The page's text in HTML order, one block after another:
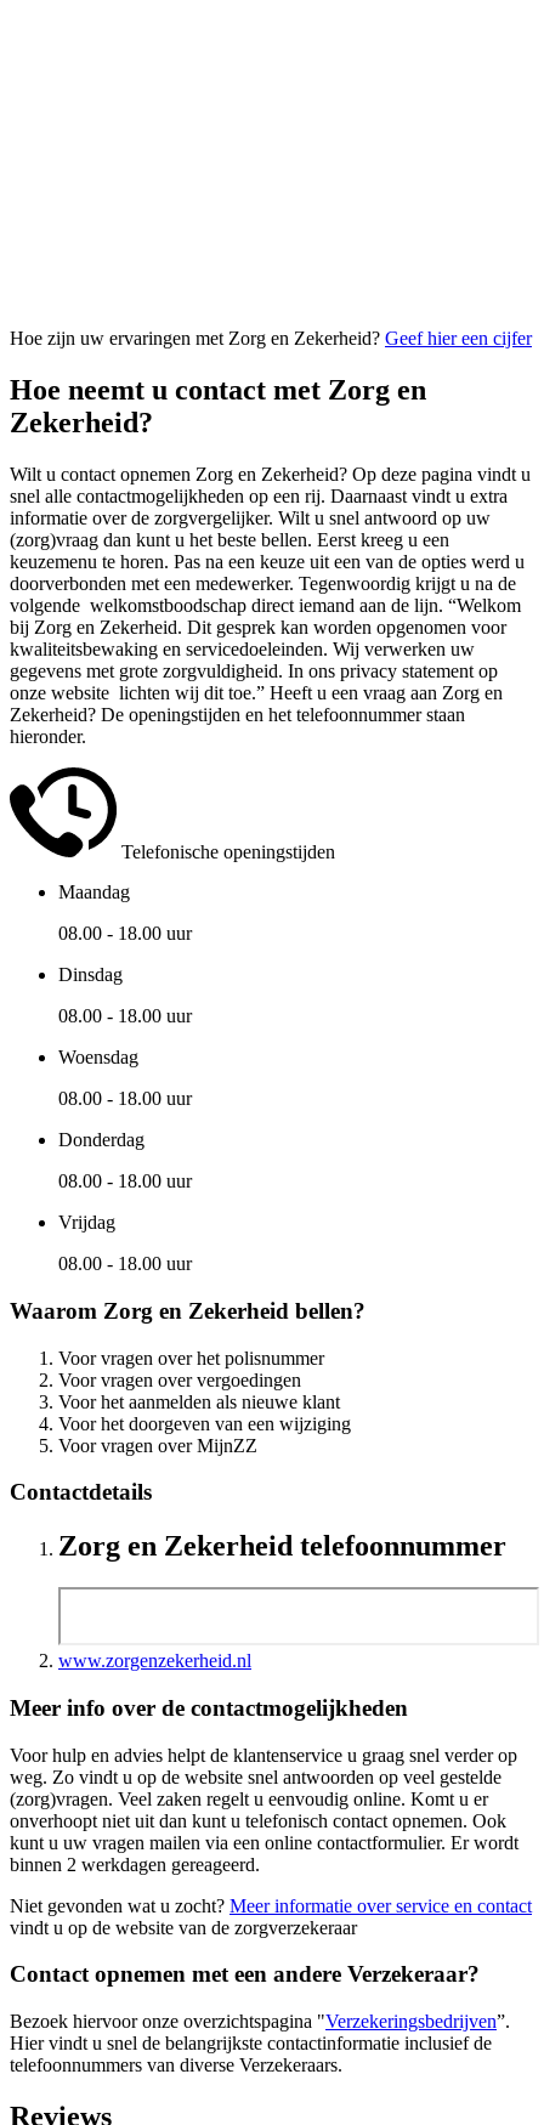
Hoe zijn uw ervaringen met Zorg en Zekerheid? Geef hier een cijfer
Hoe neemt u contact met Zorg en
Zekerheid?
Wilt u contact opnemen Zorg en Zekerheid? Op deze pagina vindt u
snel alle contactmogelijkheden op een rij. Daarnaast vindt u extra
informatie over de zorgvergelijker. Wilt u snel antwoord op uw
(zorg)vraag dan kunt u het beste bellen. Eerst kreeg u een
keuzemenu te horen. Pas na een keuze uit een van de opties werd u
doorverbonden met een medewerker. Tegenwoordig krijgt u na de
volgende welkomstboodschap direct iemand aan de lijn. “Welkom
bij Zorg en Zekerheid. Dit gesprek kan worden opgenomen voor
kwaliteitsbewaking en servicedoeleinden. Wij verwerken uw
gegevens met grote zorgvuldigheid. In ons privacy statement op
onze website lichten wij dit toe.” Heeft u een vraag aan Zorg en
Zekerheid? De openingstijden en het telefoonnummer staan
hieronder.
Telefonische openingstijden
Maandag
08.00 - 18.00 uur
Dinsdag
08.00 - 18.00 uur
Woensdag
08.00 - 18.00 uur
Donderdag
08.00 - 18.00 uur
Vrijdag
08.00 - 18.00 uur
Waarom Zorg en Zekerheid bellen?
Voor vragen over het polisnummer
Voor vragen over vergoedingen
Voor het aanmelden als nieuwe klant
Voor het doorgeven van een wijziging
Voor vragen over MijnZZ
Contactdetails
Zorg en Zekerheid telefoonnummer
www.zorgenzekerheid.nl
Meer info over de contactmogelijkheden
Voor hulp en advies helpt de klantenservice u graag snel verder op
weg. Zo vindt u op de website snel antwoorden op veel gestelde
(zorg)vragen. Veel zaken regelt u eenvoudig online. Komt u er
onverhoopt niet uit dan kunt u telefonisch contact opnemen. Ook
kunt u uw vragen mailen via een online contactformulier. Er wordt
binnen 2 werkdagen gereageerd.
Niet gevonden wat u zocht? Meer informatie over service en contact
vindt u op de website van de zorgverzekeraar
Contact opnemen met een andere Verzekeraar?
Bezoek hiervoor onze overzichtspagina "Verzekeringsbedrijven”.
Hier vindt u snel de belangrijkste contactinformatie inclusief de
telefoonnummers van diverse Verzekeraars.
Reviews